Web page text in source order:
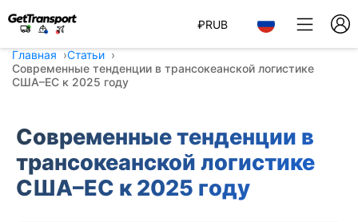
₽RUB
Главная
Статьи
Современные тенденции в трансокеанской логистике
США–ЕС к 2025 году
Современные тенденции в
трансокеанской логистике
США–ЕС к 2025 году